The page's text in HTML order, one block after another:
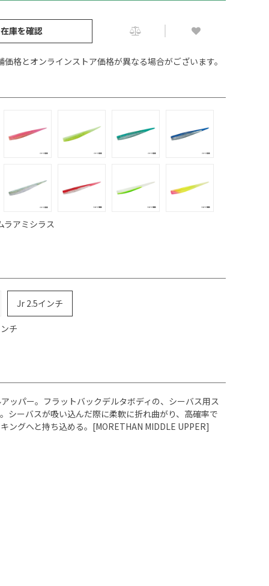
庫を確認
格とオンラインストア価格が異なる場合がございます。
ラアミシラス
Jr 2.5インチ
チ
ッパー。フラットバックデルタボディの、シーバス用ス
シーバスが吸い込んだ際に柔軟に折れ曲がり、高確率で
ングへと持ち込める。[MORETHAN MIDDLE UPPER]